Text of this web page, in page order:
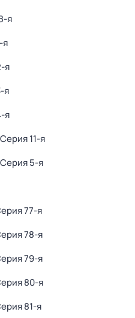
я
я
я
я
я
11-я
5-я
77-я
78-я
79-я
80-я
81-я